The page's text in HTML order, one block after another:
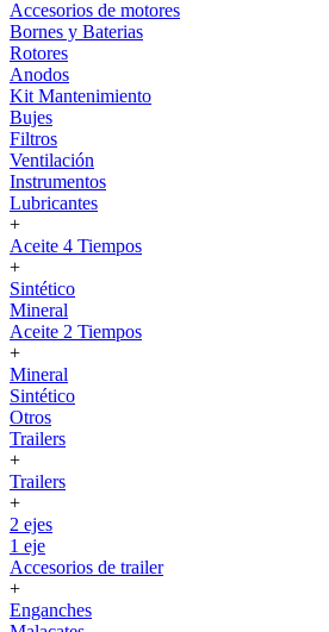
Accesorios de motores
Bornes y Baterias
Rotores
Anodos
Kit Mantenimiento
Bujes
Filtros
Ventilación
Instrumentos
Lubricantes
+
Aceite 4 Tiempos
+
Sintético
Mineral
Aceite 2 Tiempos
+
Mineral
Sintético
Otros
Trailers
+
Trailers
+
2 ejes
1 eje
Accesorios de trailer
+
Enganches